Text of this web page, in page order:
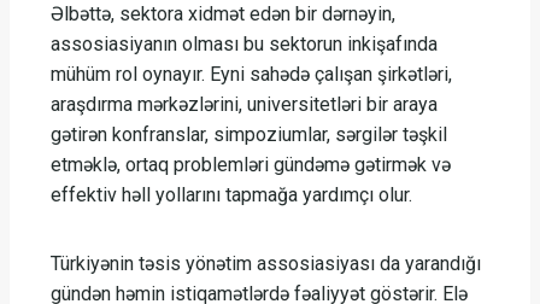
Əlbəttə, sektora xidmət edən bir dərnəyin,
assosiasiyanın olması bu sektorun inkişafında
mühüm rol oynayır. Eyni sahədə çalışan şirkətləri,
araşdırma mərkəzlərini, universitetləri bir araya
gətirən konfranslar, simpoziumlar, sərgilər təşkil
etməklə, ortaq problemləri gündəmə gətirmək və
effektiv həll yollarını tapmağa yardımçı olur.
Türkiyənin təsis yönətim assosiasiyası da yarandığı
gündən həmin istiqamətlərdə fəaliyyət göstərir. Elə